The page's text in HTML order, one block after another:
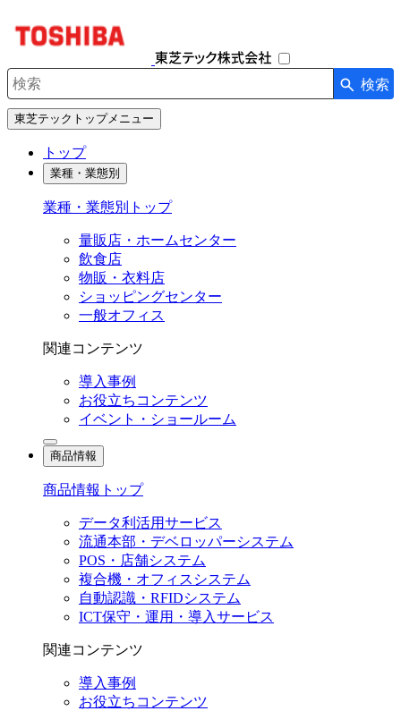
ー
検索キーワード入力 検索
東芝テックトップメニュー
トップ
業種・業態別
業種・業態別トップ
量販店・ホームセンター
飲食店
物販・衣料店
ショッピングセンター
一般オフィス
関連コンテンツ
導入事例
お役立ちコンテンツ
イベント・ショールーム
商品情報
商品情報トップ
データ利活用サービス
流通本部・デベロッパーシステム
POS・店舗システム
複合機・オフィスシステム
自動認識・RFIDシステム
ICT保守・運用・導入サービス
関連コンテンツ
導入事例
お役立ちコンテンツ